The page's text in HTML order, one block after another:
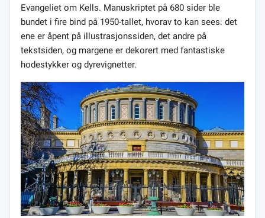
Evangeliet om Kells. Manuskriptet på 680 sider ble
bundet i fire bind på 1950-tallet, hvorav to kan sees: det
ene er åpent på illustrasjonssiden, det andre på
tekstsiden, og margene er dekorert med fantastiske
hodestykker og dyrevignetter.